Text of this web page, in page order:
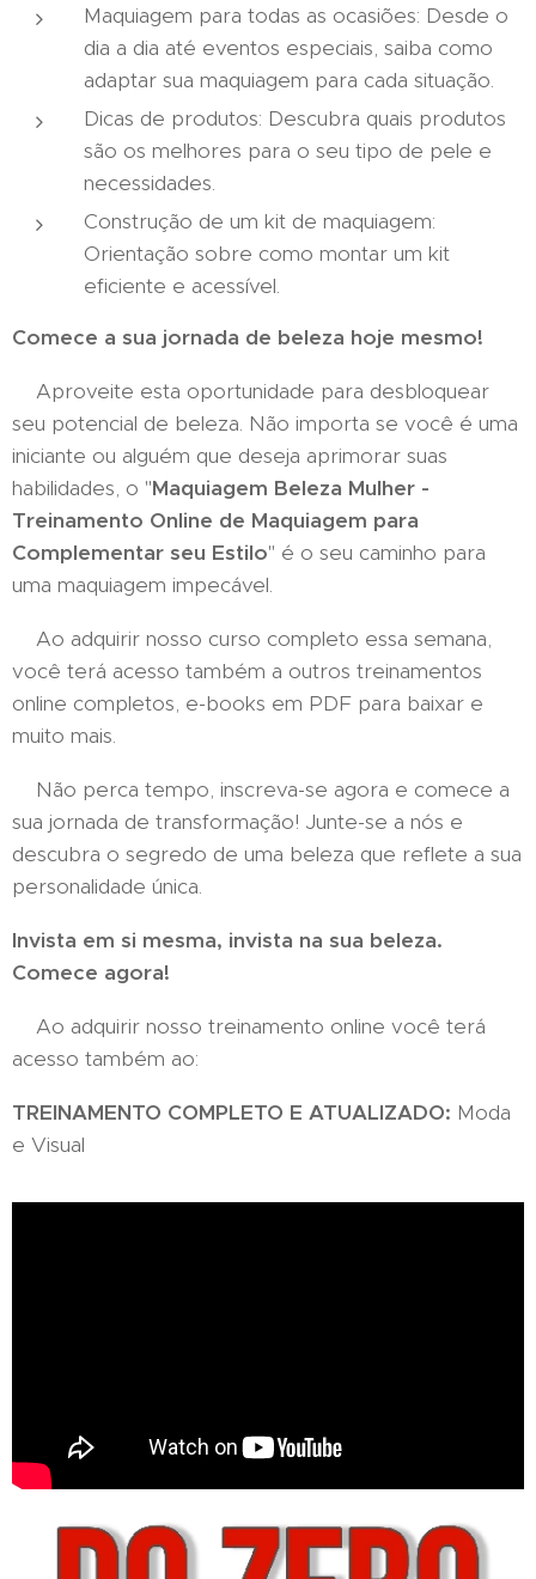
Maquiagem para todas as ocasiões: Desde o
dia a dia até eventos especiais, saiba como
adaptar sua maquiagem para cada situação.
Dicas de produtos: Descubra quais produtos
são os melhores para o seu tipo de pele e
necessidades.
Construção de um kit de maquiagem:
Orientação sobre como montar um kit
eficiente e acessível.
Comece a sua jornada de beleza hoje mesmo!
Aproveite esta oportunidade para desbloquear
seu potencial de beleza. Não importa se você é uma
iniciante ou alguém que deseja aprimorar suas
habilidades, o "Maquiagem Beleza Mulher -
Treinamento Online de Maquiagem para
Complementar seu Estilo" é o seu caminho para
uma maquiagem impecável.
Ao adquirir nosso curso completo essa semana,
você terá acesso também a outros treinamentos
online completos, e-books em PDF para baixar e
muito mais.
Não perca tempo, inscreva-se agora e comece a
sua jornada de transformação! Junte-se a nós e
descubra o segredo de uma beleza que reflete a sua
personalidade única.
Invista em si mesma, invista na sua beleza.
Comece agora!
Ao adquirir nosso treinamento online você terá
acesso também ao:
TREINAMENTO COMPLETO E ATUALIZADO: Moda
e Visual